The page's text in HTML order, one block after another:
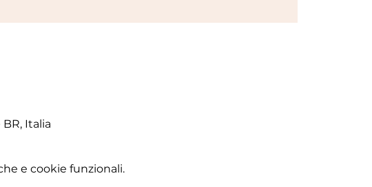
Italia
e cookie funzionali.